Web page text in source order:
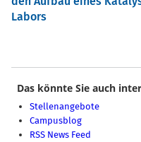
Labors
Das könnte Sie auch
Stellenangebote
Campusblog
RSS News Feed